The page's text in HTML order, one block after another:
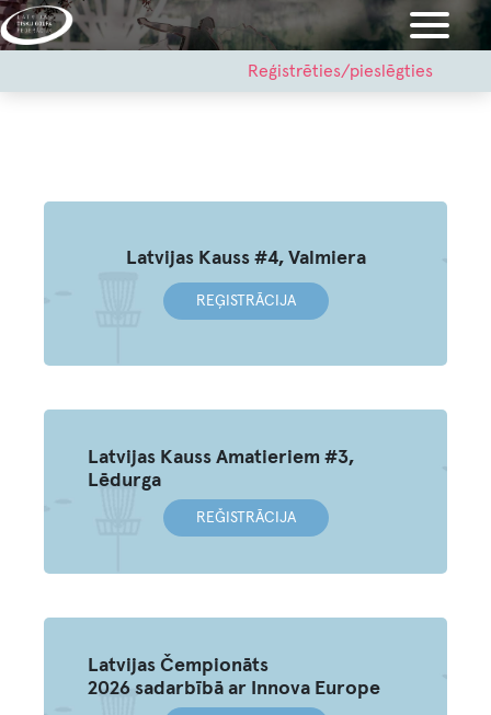
Pārlekt
uz
menu
Reģistrēties/pieslēgties
Latvijas Kauss #4, Valmiera
REĢISTRĀCIJA
Latvijas Kauss Amatieriem #3,
Lēdurga
REĞISTRĀCIJA
Latvijas Čempionāts
2026 sadarbībā ar Innova Europe